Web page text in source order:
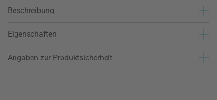
Beschreibung
Eigenschaften
Angaben zur Produktsicherheit